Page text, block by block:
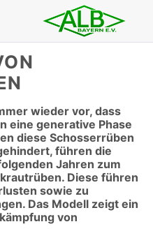
wieder vor, dass
eine generative Phase
diese Schosserrüben
führen die
Jahren zum
Diese führen
sowie zu
Das Modell zeigt ein
von